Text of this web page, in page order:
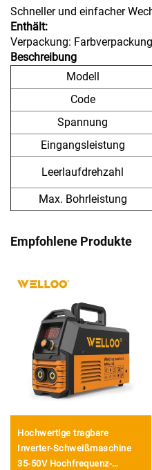
Schneller und einfacher
Enthält:
Verpackung: Farbverpackung
Beschreibung
Modell
Code
Spannung
Eingangsleistung
Leerlaufdrehzahl
Max. Bohrleistung
Empfohlene Produkte
Hochwertige tragbare
Inverter-Schweißmaschine
35-50V Hochfrequenz-